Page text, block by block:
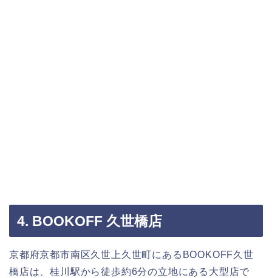
4. BOOKOFF 久世橋店
京都府京都市南区久世上久世町にあるBOOKOFF久世
橋店は、桂川駅から徒歩約6分の立地にある大型店で